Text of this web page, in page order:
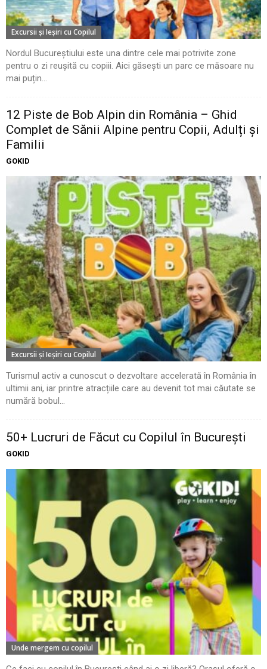
Excursii şi Ieşiri cu Copilul
Nordul Bucureștiului este una dintre cele mai potrivite zone
pentru o zi reușită cu copiii. Aici găsești un parc ce măsoare nu
mai puțin...
12 Piste de Bob Alpin din România – Ghid
Complet de Sănii Alpine pentru Copii, Adulți și
Familii
GOKID
Excursii şi Ieşiri cu Copilul
Turismul activ a cunoscut o dezvoltare accelerată în România în
ultimii ani, iar printre atracțiile care au devenit tot mai căutate se
numără bobul...
50+ Lucruri de Făcut cu Copilul în București
GOKID
Unde mergem cu copilul